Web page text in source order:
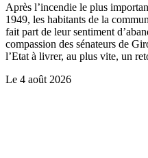
Après l’incendie le plus
1949, les habitants de la
fait part de leur sentiment
compassion des sénateurs de
l’Etat à livrer, au plus vite, un
Le 4 août 2026